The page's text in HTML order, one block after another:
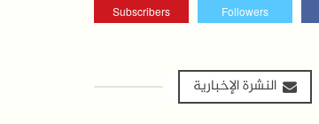
Followers
Subscribers
النشرة الإخبارية